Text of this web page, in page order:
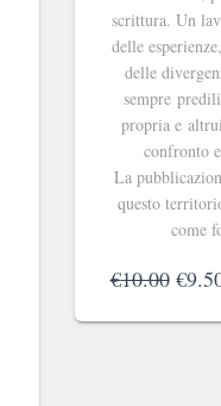
scrittura. Un
delle
delle
sempre
propria e
confronto
La
questo
come
€10.00 Il
€